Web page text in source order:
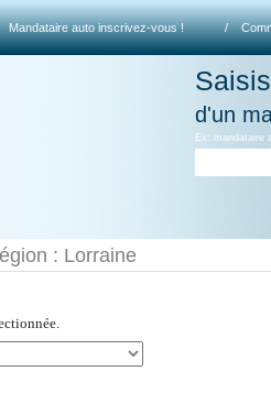
Mandataire auto inscrivez-vous ! /
d'un
Ex: mandataire
: Lorraine